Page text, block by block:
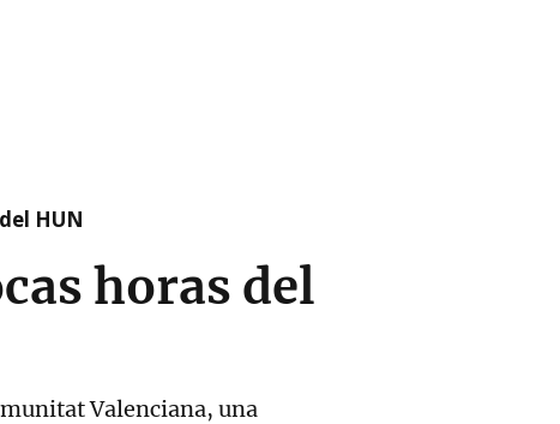
HUN
horas del
Valenciana, una